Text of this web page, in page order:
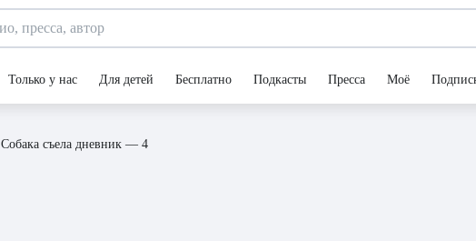
Только у нас Для детей Бесплатно Подкасты Пресса Моё
Собака съела дневник — 4